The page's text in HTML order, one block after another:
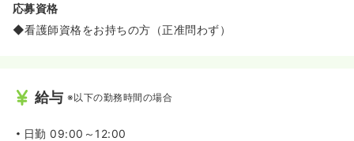
応募資格
◆看護師資格をお持ちの方（正准問わず）
給与 ※以下の勤務時間の場合
日勤 09:00～12:00